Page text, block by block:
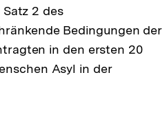
2 des
Bedingungen der
in den ersten 20
Asyl in der